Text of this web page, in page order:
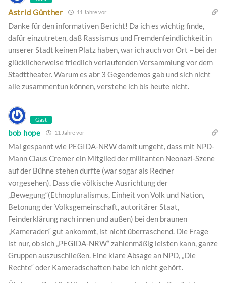
Astrid Günther 11 Jahre vor
Danke für den informativen Bericht! Da ich es wichtig finde,
dafür einzutreten, daß Rassismus und Fremdenfeindlichkeit in
unserer Stadt keinen Platz haben, war ich auch vor Ort – bei der
glücklicherweise friedlich verlaufenden Versammlung vor dem
Stadttheater. Warum es abr 3 Gegendemos gab und sich nicht
alle zusammentun können, verstehe ich bis heute nicht.
Gast
bob hope 11 Jahre vor
Mal gespannt wie PEGIDA-NRW damit umgeht, dass mit NPD-
Mann Claus Cremer ein Mitglied der militanten Neonazi-Szene
auf der Bühne stehen durfte (war sogar als Redner
vorgesehen). Dass die völkische Ausrichtung der
„Bewegung“(Ethnopluralismus, Einheit von Volk und Nation,
Betonung der Volksgemeinschaft, autoritärer Staat,
Feinderklärung nach innen und außen) bei den braunen
„Kameraden“ gut ankommt, ist nicht überraschend. Die Frage
ist nur, ob sich „PEGIDA-NRW“ zahlenmäßig leisten kann, ganze
Gruppen auszuschließen. Eine klare Absage an NPD, „Die
Rechte“ oder Kameradschaften habe ich nicht gehört.